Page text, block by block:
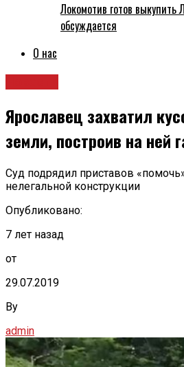
Локомотив готов выкупить
обсуждается
О нас
Ярославец захватил
земли, построив на ней
Суд подрядил приставов
нелегальной конструкции
Опубликовано:
7 лет назад
от
29.07.2019
By
admin